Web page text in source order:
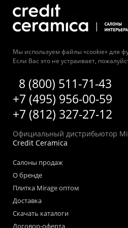
Мы используем файлы «cookie» для
Если Вас это не устраивает,
8 (800) 511-71-43
+7 (495) 956-00-59
+7 (812) 327-27-12
Официальный дистрибьютор
Credit Ceramica
Салоны продаж
О бренде
Плитка Mirage оптом
Доставка
Скачать каталоги
Договор-оферта